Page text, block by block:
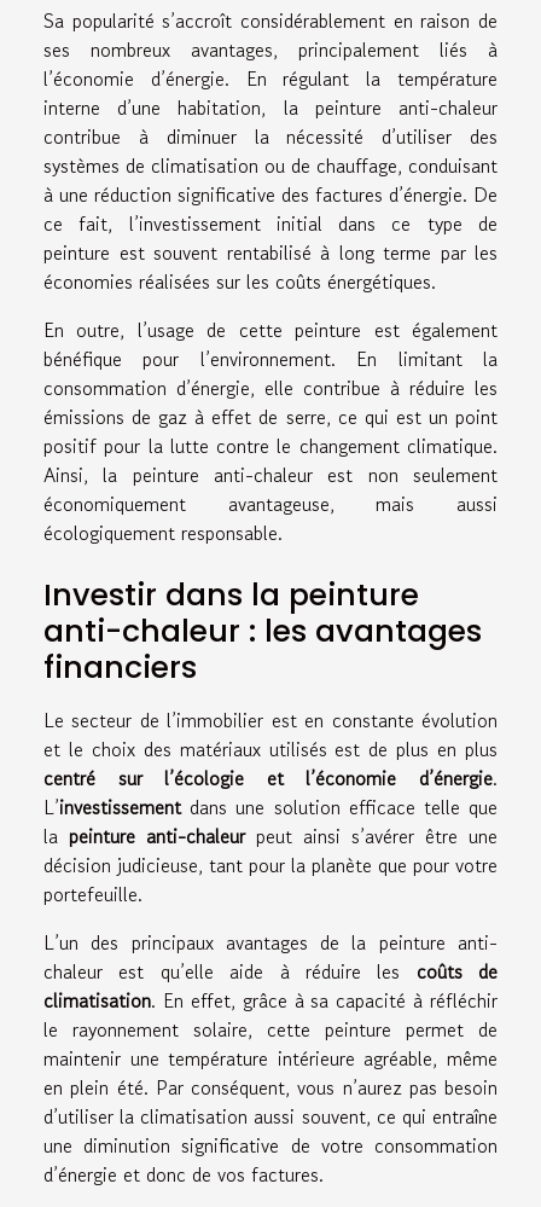
Sa popularité s’accroît considérablement en raison de
ses nombreux avantages, principalement liés à
l’économie d’énergie. En régulant la température
interne d’une habitation, la peinture anti-chaleur
contribue à diminuer la nécessité d’utiliser des
systèmes de climatisation ou de chauffage, conduisant
à une réduction significative des factures d’énergie. De
ce fait, l’investissement initial dans ce type de
peinture est souvent rentabilisé à long terme par les
économies réalisées sur les coûts énergétiques.
En outre, l’usage de cette peinture est également
bénéfique pour l’environnement. En limitant la
consommation d’énergie, elle contribue à réduire les
émissions de gaz à effet de serre, ce qui est un point
positif pour la lutte contre le changement climatique.
Ainsi, la peinture anti-chaleur est non seulement
économiquement avantageuse, mais aussi
écologiquement responsable.
Investir dans la peinture
anti-chaleur : les avantages
financiers
Le secteur de l’immobilier est en constante évolution
et le choix des matériaux utilisés est de plus en plus
centré sur l’écologie et l’économie d’énergie.
L’investissementdans une solution efficace telle que
la peinture anti-chaleurpeut ainsi s’avérer être une
décision judicieuse, tant pour la planète que pour votre
portefeuille.
L’un des principaux avantages de la peinture anti-
chaleur est qu’elle aide à réduire les coûts de
climatisation. En effet, grâce à sa capacité à réfléchir
le rayonnement solaire, cette peinture permet de
maintenir une température intérieure agréable, même
en plein été. Par conséquent, vous n’aurez pas besoin
d’utiliser la climatisation aussi souvent, ce qui entraîne
une diminution significative de votre consommation
d’énergie et donc de vos factures.